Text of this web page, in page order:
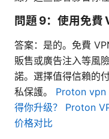
問題 9：使用免費
答案：是的。免費
販售或廣告注入等風
諾。選擇值得信賴的
私保護。 Proton vpn
得你升级？ Proton
价格对比